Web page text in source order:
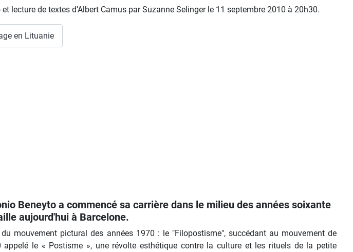
lecture de textes d’Albert Camus par Suzanne Selinger le 11 septembre 2010 à 20h30.
en Lituanie
Beneyto a commencé sa carrière dans le milieu des années soixante
aujourd'hui à Barcelone.
mouvement pictural des années 1970 : le "Filopostisme", succédant au mouvement de
appelé le « Postisme », une révolte esthétique contre la culture et les rituels de la petite